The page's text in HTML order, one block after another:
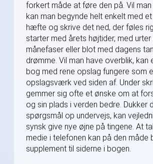
forkert måde at føre den på. Vil man
kan man begynde helt enkelt med
hæfte og skrive det ned, der føles
starter med årets højtider, med urter
månefaser eller blot med dagens
drømme. Vil man have overblik, kan
bog med rene opslag fungere som
opslagsværk ved siden af. Under
gemmer sig ofte et ønske om at
og sin plads i verden bedre. Dukker
spørgsmål op undervejs, kan
synsk give nye øjne på tingene. At
medie i telefonen kan på den måde
supplement til siderne i bogen.